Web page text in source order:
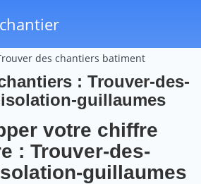
des chantiers batiment
: Trouver-des-
guillaumes
votre chiffre
: Trouver-des-
guillaumes